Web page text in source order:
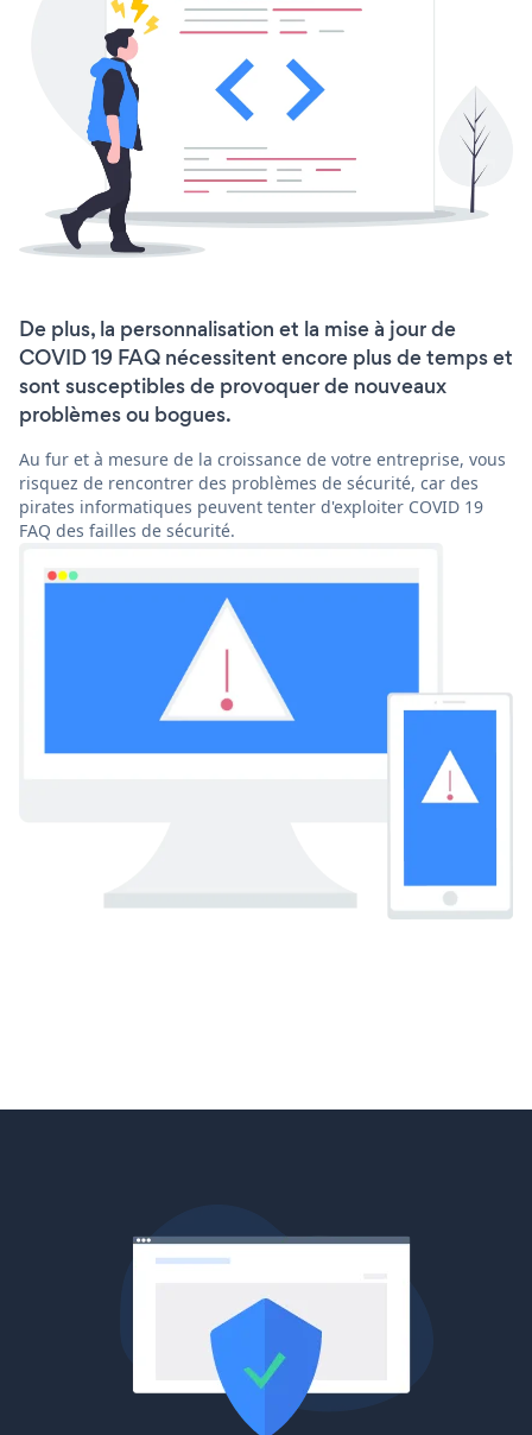
De plus, la personnalisation et la mise à jour de
COVID 19 FAQ nécessitent encore plus de temps et
sont susceptibles de provoquer de nouveaux
problèmes ou bogues.
Au fur et à mesure de la croissance de votre entreprise, vous
risquez de rencontrer des problèmes de sécurité, car des
pirates informatiques peuvent tenter d'exploiter COVID 19
FAQ des failles de sécurité.